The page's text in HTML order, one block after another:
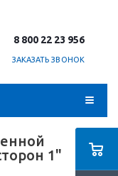
8 800 22 23 956
ЗАКАЗАТЬ ЗВОНОК
1"